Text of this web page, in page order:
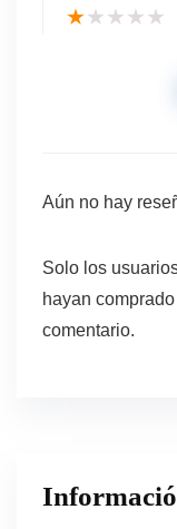
★★★★★
Aún no hay
Solo los
hayan
comentario.